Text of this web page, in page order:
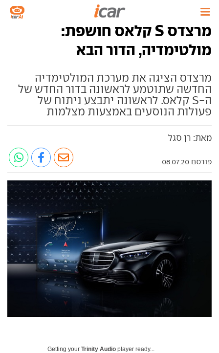
מרצדס S קלאס חושפת:
מולטימדיה, הדור הבא
מרצדס הציגה את מערכת המולטימדיה
החדשה שתוטמע לראשונה בדור החדש של
ה-S קלאס. לראשונה יתבצע ניתוח של
פעולות הנוסעים באמצעות מצלמות
מאת: רן סגל
פורסם 08.07.20
Getting your Trinity Audio player ready...